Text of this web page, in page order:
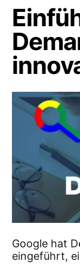
Google hat
eingeführt,